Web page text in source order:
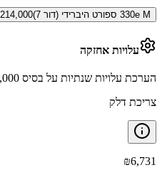
330e M ספורט היברידי (דור 7) 214,000
עלויות אחזקה
הערכת עלויות שנתיות על בסיס 15,000 ק״מ בשנה
צריכת דלק
₪6,731